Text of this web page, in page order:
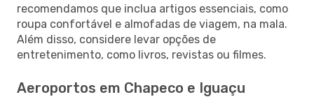
recomendamos que inclua artigos essenciais, como
roupa confortável e almofadas de viagem, na mala.
Além disso, considere levar opções de
entretenimento, como livros, revistas ou filmes.
Aeroportos em Chapeco e Iguaçu